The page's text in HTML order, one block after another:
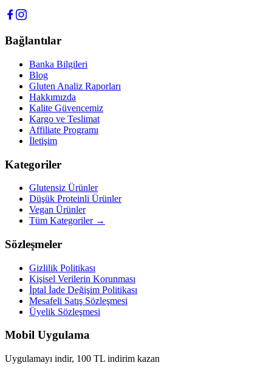
Bağlantılar
Banka Bilgileri
Blog
Gluten Analiz Raporları
Hakkımızda
Kalite Güvencemiz
Kargo ve Teslimat
Affiliate Programı
İletişim
Kategoriler
Glutensiz Ürünler
Düşük Proteinli Ürünler
Vegan Ürünler
Tüm Kategoriler →
Sözleşmeler
Gizlilik Politikası
Kişisel Verilerin Korunması
İptal İade Değişim Politikası
Mesafeli Satış Sözleşmesi
Üyelik Sözleşmesi
Mobil Uygulama
Uygulamayı indir, 100 TL indirim kazan